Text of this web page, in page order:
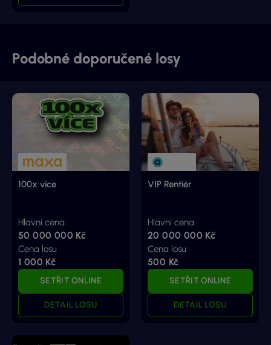
Podobné doporučené losy
100x více
Hlavní cena
50 000 000 Kč
Cena losu
1 000 Kč
SETŘIT ONLINE
DETAIL LOSU
VIP Rentiér
Hlavní cena
20 000 000 Kč
Cena losu
500 Kč
SETŘIT ONLINE
DETAIL LOSU